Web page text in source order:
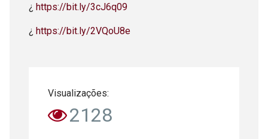
¿ https://bit.ly/3cJ6q09
¿ https://bit.ly/2VQoU8e
Visualizações:
2128